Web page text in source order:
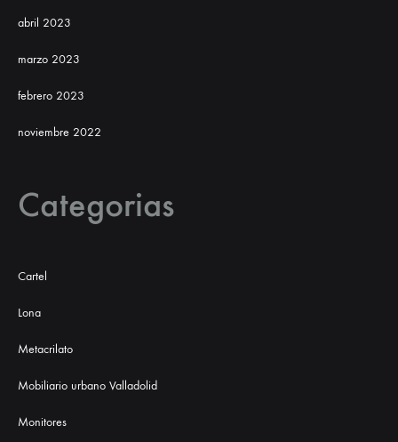
abril 2023
marzo 2023
febrero 2023
noviembre 2022
Categorias
Cartel
Lona
Metacrilato
Mobiliario urbano Valladolid
Monitores